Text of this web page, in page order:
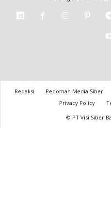
Redaksi Pedoman Media Siber
Privacy Policy
© PT Visi Siber